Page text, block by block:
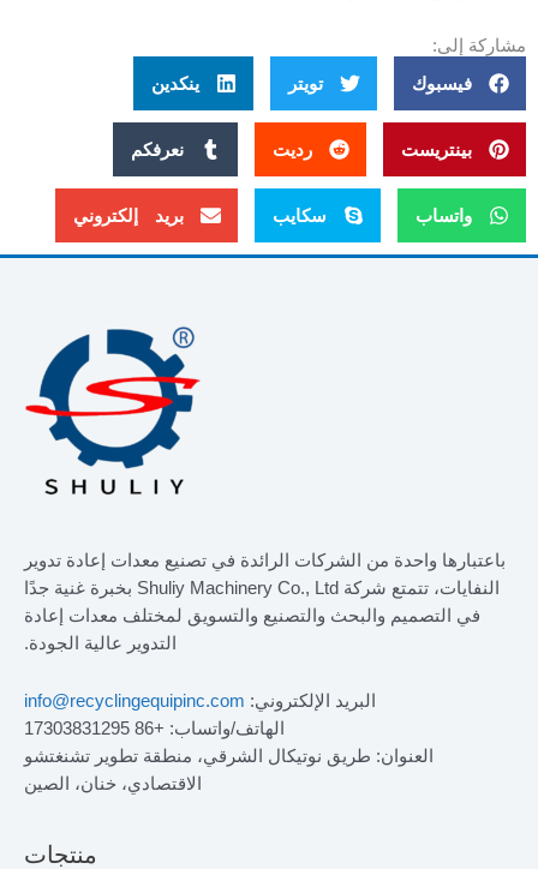
مشاركة إلى:
فيسبوك تويتر ينكدين
بينتريست رديت نعرفكم
واتساب سكايب بريد إلكتروني
باعتبارها واحدة من الشركات الرائدة في تصنيع معدات إعادة تدوير
النفايات، تتمتع شركة Shuliy Machinery Co., Ltd بخبرة غنية جدًا
في التصميم والبحث والتصنيع والتسويق لمختلف معدات إعادة
التدوير عالية الجودة.
البريد الإلكتروني: info@recyclingequipinc.com
الهاتف/واتساب: +86 17303831295
العنوان: طريق نوتيكال الشرقي، منطقة تطوير تشنغتشو
الاقتصادي، خنان، الصين
منتجات